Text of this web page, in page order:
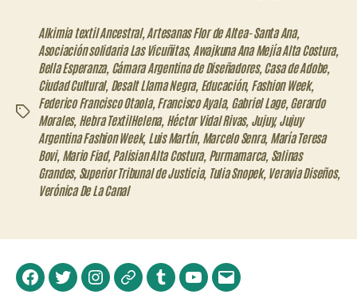
Etiquetas
Alkimia textil Ancestral, Artesanas Flor de Altea- Santa Ana,
Asociación solidaria Las Vicuñitas, Awajkuna Ana Mejía Alta Costura,
Bella Esperanza, Cámara Argentina de Diseñadores, Casa de Adobe,
Ciudad Cultural, Desalt Llama Negra, Educación, Fashion Week,
Federico Francisco Otaola, Francisco Ayala, Gabriel Lage, Gerardo
Morales, Hebra TextilHelena, Héctor Vidal Rivas, Jujuy,Jujuy
Argentina Fashion Week, Luis Martín, Marcelo Senra, María Teresa
Bovi, Mario Fiad, Palisian Alta Costura, Purmamarca, Salinas
Grandes, Superior Tribunal de Justicia, Tulia Snopek, Veravia Diseños,
Verónica De La Canal
FacebookTwitterInstagramTelegramTumblrYouTubeCorreo